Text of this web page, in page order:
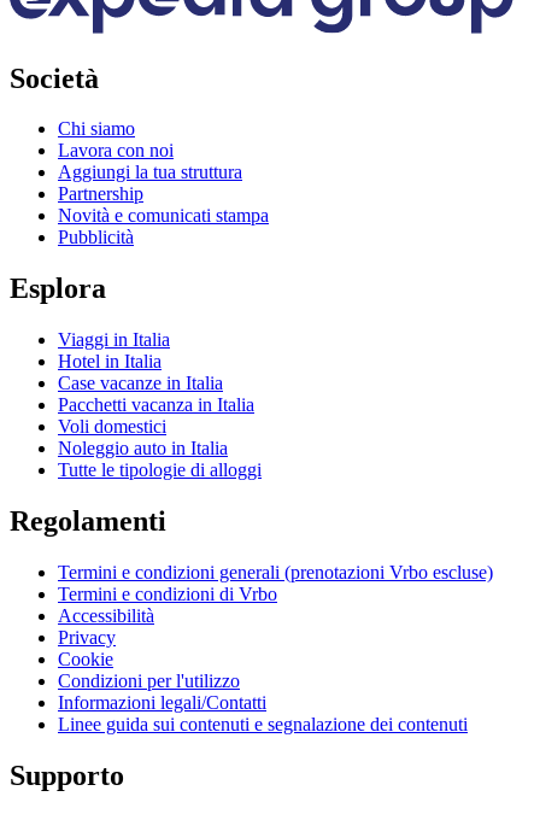
Società
Chi siamo
Lavora con noi
Aggiungi la tua struttura
Partnership
Novità e comunicati stampa
Pubblicità
Esplora
Viaggi in Italia
Hotel in Italia
Case vacanze in Italia
Pacchetti vacanza in Italia
Voli domestici
Noleggio auto in Italia
Tutte le tipologie di alloggi
Regolamenti
Termini e condizioni generali (prenotazioni Vrbo escluse)
Termini e condizioni di Vrbo
Accessibilità
Privacy
Cookie
Condizioni per l'utilizzo
Informazioni legali/Contatti
Linee guida sui contenuti e segnalazione dei contenuti
Supporto